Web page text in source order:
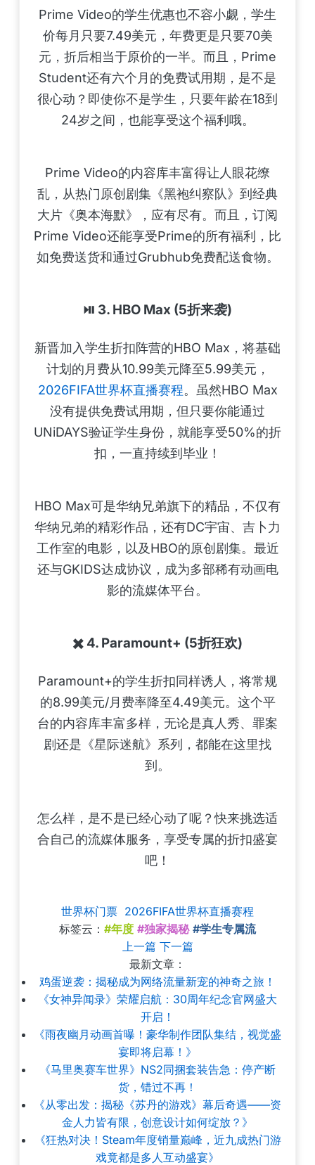
Prime Video的学生优惠也不容小觑，学生
价每月只要7.49美元，年费更是只要70美
元，折后相当于原价的一半。而且，Prime
Student还有六个月的免费试用期，是不是
很心动？即使你不是学生，只要年龄在18到
24岁之间，也能享受这个福利哦。
Prime Video的内容库丰富得让人眼花缭
乱，从热门原创剧集《黑袍纠察队》到经典
大片《奥本海默》，应有尽有。而且，订阅
Prime Video还能享受Prime的所有福利，比
如免费送货和通过Grubhub免费配送食物。
⏯️ 3. HBO Max (5折来袭)
新晋加入学生折扣阵营的HBO Max，将基础
计划的月费从10.99美元降至5.99美元，
2026FIFA世界杯直播赛程。虽然HBO Max
没有提供免费试用期，但只要你能通过
UNiDAYS验证学生身份，就能享受50%的折
扣，一直持续到毕业！
HBO Max可是华纳兄弟旗下的精品，不仅有
华纳兄弟的精彩作品，还有DC宇宙、吉卜力
工作室的电影，以及HBO的原创剧集。最近
还与GKIDS达成协议，成为多部稀有动画电
影的流媒体平台。
✖️ 4. Paramount+ (5折狂欢)
Paramount+的学生折扣同样诱人，将常规
的8.99美元/月费率降至4.49美元。这个平
台的内容库丰富多样，无论是真人秀、罪案
剧还是《星际迷航》系列，都能在这里找
到。
怎么样，是不是已经心动了呢？快来挑选适
合自己的流媒体服务，享受专属的折扣盛宴
吧！
世界杯门票 2026FIFA世界杯直播赛程
标签云： #年度 #独家揭秘 #学生专属流
上一篇 下一篇
最新文章：
鸡蛋逆袭：揭秘成为网络流量新宠的神奇之旅！
《女神异闻录》荣耀启航：30周年纪念官网盛大
开启！
《雨夜幽月动画首曝！豪华制作团队集结，视觉盛
宴即将启幕！》
《马里奥赛车世界》NS2同捆套装告急：停产断
货，错过不再！
《从零出发：揭秘《苏丹的游戏》幕后奇遇——资
金人力皆有限，创意设计如何绽放？》
《狂热对决！Steam年度销量巅峰，近九成热门游
戏竟都是多人互动盛宴》